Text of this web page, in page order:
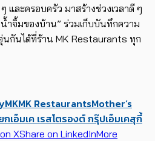
ละครอบครัว มาสร้างช่วงเวลาดี ๆ
ำจิ้มของบ้าน” ร่วมเก็บบันทึกความ
กันได้ที่ร้าน MK Restaurants ทุก
MKMK RestaurantsMother’s
กเอ็มเค เรสโตรองต์ กรุ๊ปเอ็มเคสุกี้
XShare on LinkedInMore